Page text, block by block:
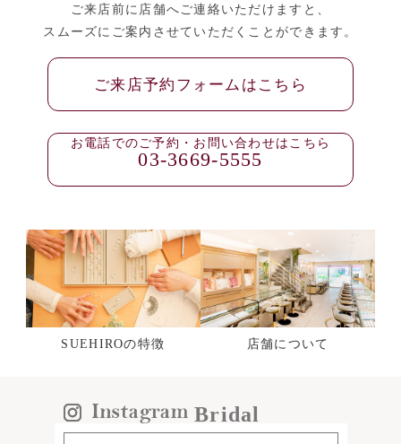
ご来店前に店舗へご連絡いただけますと、
スムーズにご案内させていただくことができます。
ご来店予約フォームはこちら
お電話でのご予約・お問い合わせはこちら
03-3669-5555
SUEHIROの特徴 店舗について
Bridal